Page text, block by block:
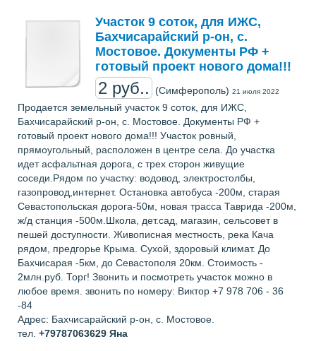
Участок 9 соток, для ИЖС,
Бахчисарайский р-он, с.
Мостовое. Документы РФ +
готовый проект нового дома!!!
2 руб.. (Симферополь) 21 июля 2022
Продается земельный участок 9 соток, для ИЖС,
Бахчисарайский р-он, с. Мостовое. Документы РФ +
готовый проект нового дома!!! Участок ровный,
прямоугольный, расположен в центре села. До участка
идет асфальтная дорога, с трех сторон живущие
соседи.Рядом по участку: водовод, электростолбы,
газопровод,интернет. Остановка автобуса -200м, старая
Севастопольская дорога-50м, новая трасса Таврида -200м,
ж/д станция -500м.Школа, дет.сад, магазин, сельсовет в
пешей доступности. Живописная местность, река Кача
рядом, предгорье Крыма. Сухой, здоровый климат. До
Бахчисарая -5км, до Севастополя 20км. Стоимость -
2млн.руб. Торг! Звонить и посмотреть участок можно в
любое время. звонить по номеру: Виктор +7 978 706 - 36
-84
Адрес: Бахчисарайский р-он, с. Мостовое.
тел. +79787063629 Яна